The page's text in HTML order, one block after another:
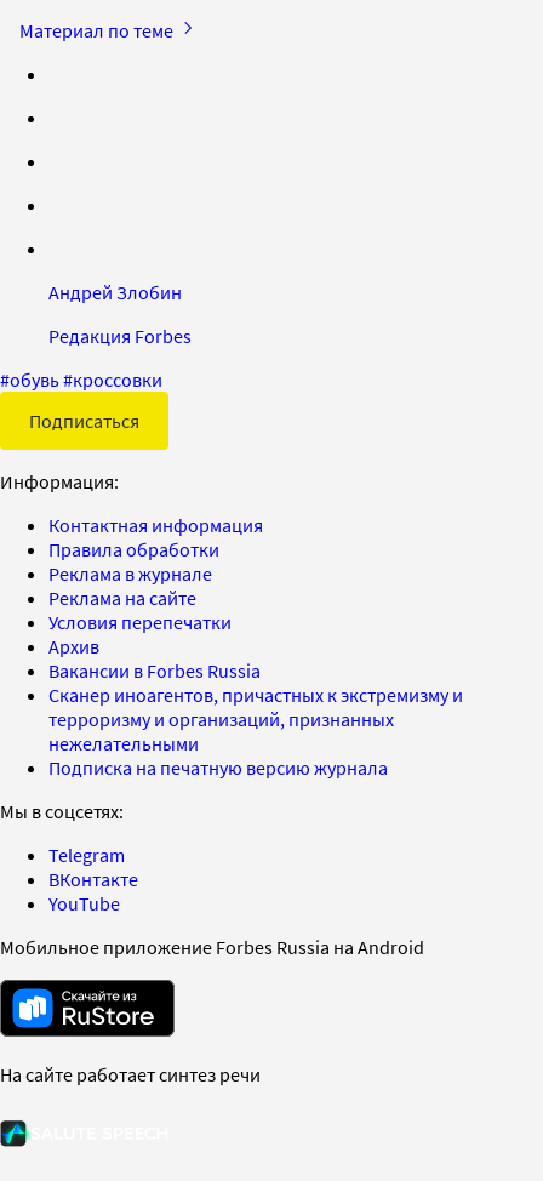
Материал по теме
Андрей Злобин
Редакция Forbes
#обувь#кроссовки
Подписаться
Информация:
Контактная информация
Правила обработки
Реклама в журнале
Реклама на сайте
Условия перепечатки
Архив
Вакансии в Forbes Russia
Сканер иноагентов, причастных к экстремизму и
терроризму и организаций, признанных
нежелательными
Подписка на печатную версию журнала
Мы в соцсетях:
Telegram
ВКонтакте
YouTube
Мобильное приложение Forbes Russia на Android
На сайте работает синтез речи